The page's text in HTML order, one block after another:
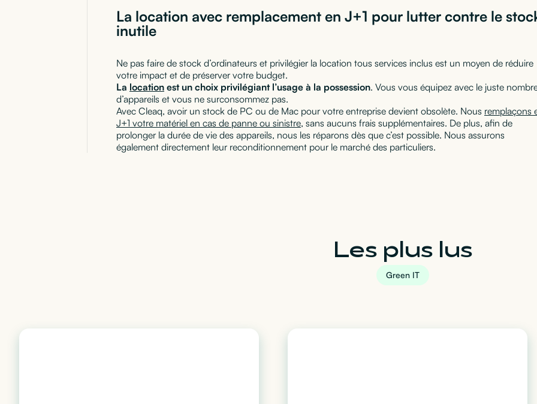
La location avec remplacement en J+1 pour lutter contre le
inutile
Ne pas faire de stock d’ordinateurs et privilégier la location tous services inclus est un moyen de réduire
votre impact et de préserver votre budget.
La location est un choix privilégiant l’usage à la possession. Vous vous équipez avec le juste
d’appareils et vous ne surconsommez pas.
Avec Cleaq, avoir un stock de PC ou de Mac pour votre entreprise devient obsolète. Nous remplaçons
J+1 votre matériel en cas de panne ou sinistre, sans aucuns frais supplémentaires. De plus, afin de
prolonger la durée de vie des appareils, nous les réparons dès que c’est possible. Nous assurons
également directement leur reconditionnement pour le marché des particuliers.
Les plus lus
Green IT